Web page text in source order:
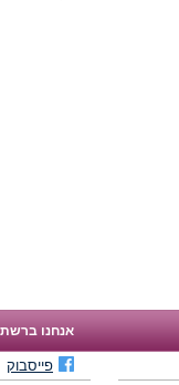
אנחנו
פייסבוק